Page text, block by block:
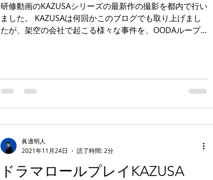
研修動画のKAZUSAシリーズの最新作の撮影を都内で行い
ました。 KAZUSAは何回かこのブログでも取り上げまし
たが、架空の会社で起こる様々な事件を、OODAループを
ドラマロールプレイKAZUSA
眞邊明人
2021年11月24日
読了時間: 2分